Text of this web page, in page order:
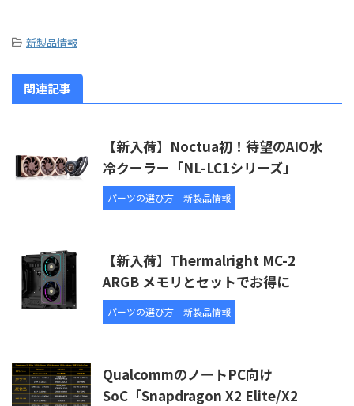
-新製品情報
関連記事
【新入荷】Noctua初！待望のAIO水
冷クーラー「NL-LC1シリーズ」
パーツの選び方 新製品情報
【新入荷】Thermalright MC-2
ARGB メモリとセットでお得に
パーツの選び方 新製品情報
QualcommのノートPC向け
SoC「Snapdragon X2 Elite/X2